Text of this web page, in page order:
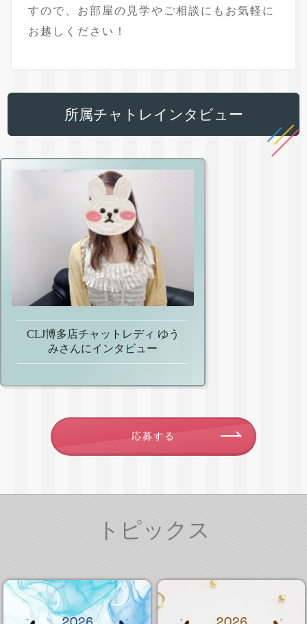
すので、お部屋の見学やご相談にもお気軽に
お越しください！
所属チャトレインタビュー
CLJ博多店チャットレディ ゆう
みさんにインタビュー
応募する
トピックス